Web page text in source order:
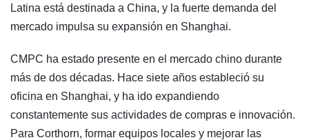
Latina está destinada a China, y la fuerte demanda del
mercado impulsa su expansión en Shanghai.
CMPC ha estado presente en el mercado chino durante
más de dos décadas. Hace siete años estableció su
oficina en Shanghai, y ha ido expandiendo
constantemente sus actividades de compras e innovación.
Para Corthorn, formar equipos locales y mejorar las